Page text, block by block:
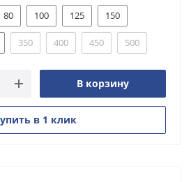
80 100 125 150
350 400 450 500
В корзину
в 1 клик